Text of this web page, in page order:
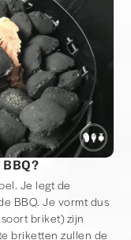
Je legt de
BBQ. Je vormt dus
briket) zijn
briketten zullen de